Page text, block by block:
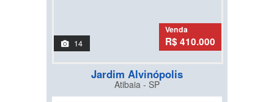
14
Venda
R$ 410.000
Jardim Alvinópolis
Atibaia - SP